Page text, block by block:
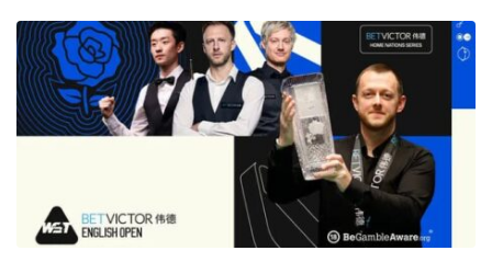
сравнимую с прошлогодним выходом в финал турнира в
Челтнеме, Макгилл вновь обеспечил себе место в […]